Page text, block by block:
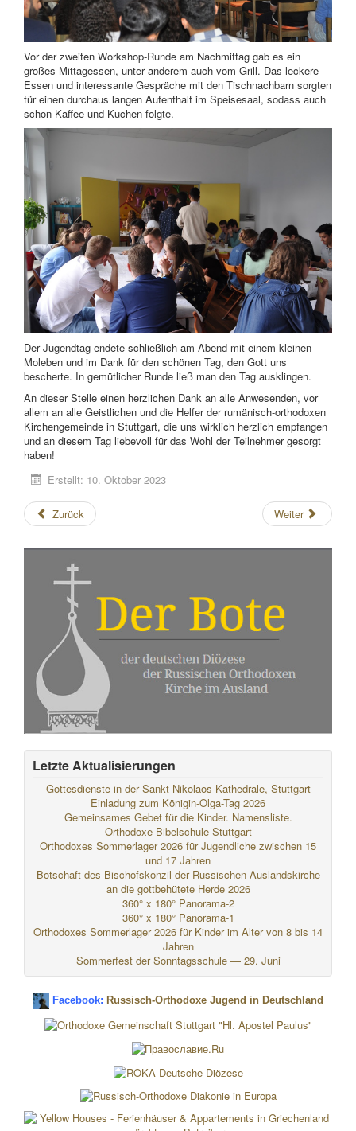
Vor der zweiten Workshop-Runde am Nachmittag gab es ein
großes Mittagessen, unter anderem auch vom Grill. Das leckere
Essen und interessante Gespräche mit den Tischnachbarn sorgten
für einen durchaus langen Aufenthalt im Speisesaal, sodass auch
schon Kaffee und Kuchen folgte.
Der Jugendtag endete schließlich am Abend mit einem kleinen
Moleben und im Dank für den schönen Tag, den Gott uns
bescherte. In gemütlicher Runde ließ man den Tag ausklingen.
An dieser Stelle einen herzlichen Dank an alle Anwesenden, vor
allem an alle Geistlichen und die Helfer der rumänisch-orthodoxen
Kirchengemeinde in Stuttgart, die uns wirklich herzlich empfangen
und an diesem Tag liebevoll für das Wohl der Teilnehmer gesorgt
haben!
Erstellt: 10. Oktober 2023
Zurück Weiter
Letzte Aktualisierungen
Gottesdienste in der Sankt-Nikolaos-Kathedrale, Stuttgart
Einladung zum Königin-Olga-Tag 2026
Gemeinsames Gebet für die Kinder. Namensliste.
Orthodoxe Bibelschule Stuttgart
Orthodoxes Sommerlager 2026 für Jugendliche zwischen 15
und 17 Jahren
Botschaft des Bischofskonzil der Russischen Auslandskirche
an die gottbehütete Herde 2026
360° x 180° Panorama-2
360° x 180° Panorama-1
Orthodoxes Sommerlager 2026 für Kinder im Alter von 8 bis 14
Jahren
Sommerfest der Sonntagsschule — 29. Juni
Facebook: Russisch-Orthodoxe Jugend in Deutschland